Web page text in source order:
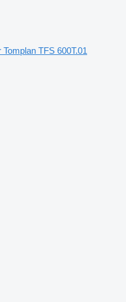
Tomplan TFS 600T.01